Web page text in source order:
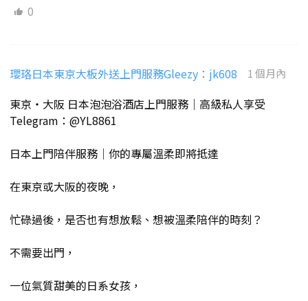
0
瓔珞日本東京大板外送上門服務Gleezy：jk608 1 個月內
東京・大阪 日本泡泡浴酒店上門服務｜高級私人享受
Telegram：@YL8861
日本上門陪伴服務｜你的專屬溫柔即將抵達
在東京或大阪的夜晚，
忙碌過後，是否也有想放鬆、想被溫柔陪伴的時刻？
不需要出門，
一位氣質甜美的日系女孩，